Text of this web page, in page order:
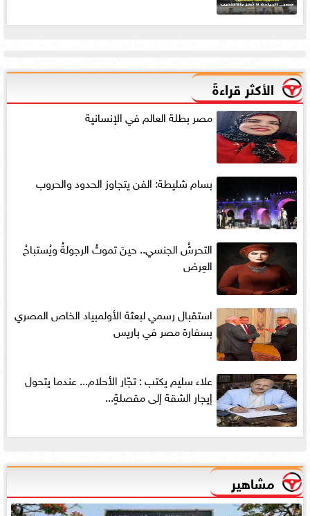
الأكثر قراءةً
مصر بطلة العالم في الإنسانية
بسام شليطة: الفن يتجاوز الحدود والحروب
التحرشُ الجنسي.. حينَ تموتُ الرجولةُ ويُستباحُ
العِرض
استقبال رسمي لبعثة الأولمبياد الخاص المصري
بسفارة مصر في باريس
علاء سليم يكتب : تجّار الأحلام... عندما يتحول
إيجار الشقة إلى مقصلةٍ...
مشاهير